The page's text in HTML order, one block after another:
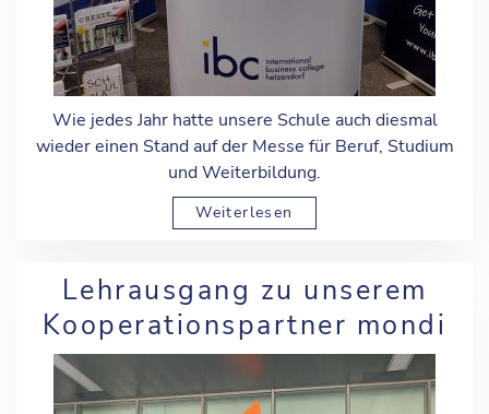
Wie jedes Jahr hatte unsere Schule auch diesmal
wieder einen Stand auf der Messe für Beruf, Studium
und Weiterbildung.
Weiterlesen
Lehrausgang zu unserem
Kooperationspartner mondi